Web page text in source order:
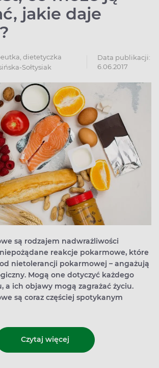
jakie daje
dietetyczka
Sołtysiak
Data publikacji:
6.06.2017
są rodzajem nadwrażliwości
reakcje pokarmowe, które
nietolerancji pokarmowej – angażują
Mogą one dotyczyć każdego
a ich objawy mogą zagrażać życiu.
są coraz częściej spotykanym
Czytaj więcej